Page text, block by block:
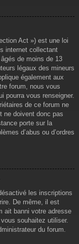
Act ») est une loi
internet collectant
de moins de 13
légaux des mineurs
également aux
forum, nous vous
pourra vous renseigner.
de ce forum ne
ne doivent donc pas
porte sur la
d’abus ou d’ordres
les inscriptions
De même, il est
ait banni votre adresse
souhaitez utiliser.
du forum.